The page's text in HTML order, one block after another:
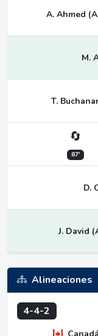
A. Ahmed
M.
T.
🔄
87'
D.
J. David
Alineaciones
4-4-2
Canadá